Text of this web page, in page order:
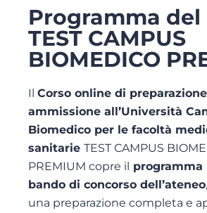
Programma del
TEST CAMPUS
BIOMEDICO
Il Corso online di
ammissione all’Università
Biomedico per le facoltà
sanitarie TEST CAMPUS
PREMIUM copre il programma
bando di concorso dell’ateneo
una preparazione completa e